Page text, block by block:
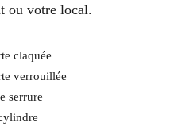
ou votre local.
claquée
verrouillée
serrure